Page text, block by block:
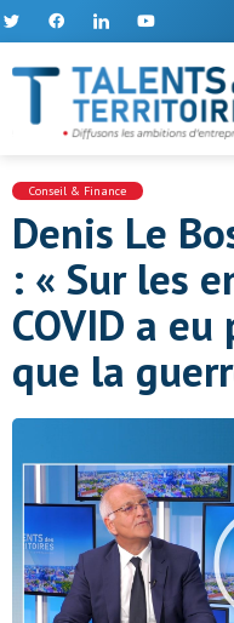
Conseil & Finance
Denis Le
: « Sur les
COVID a
que la